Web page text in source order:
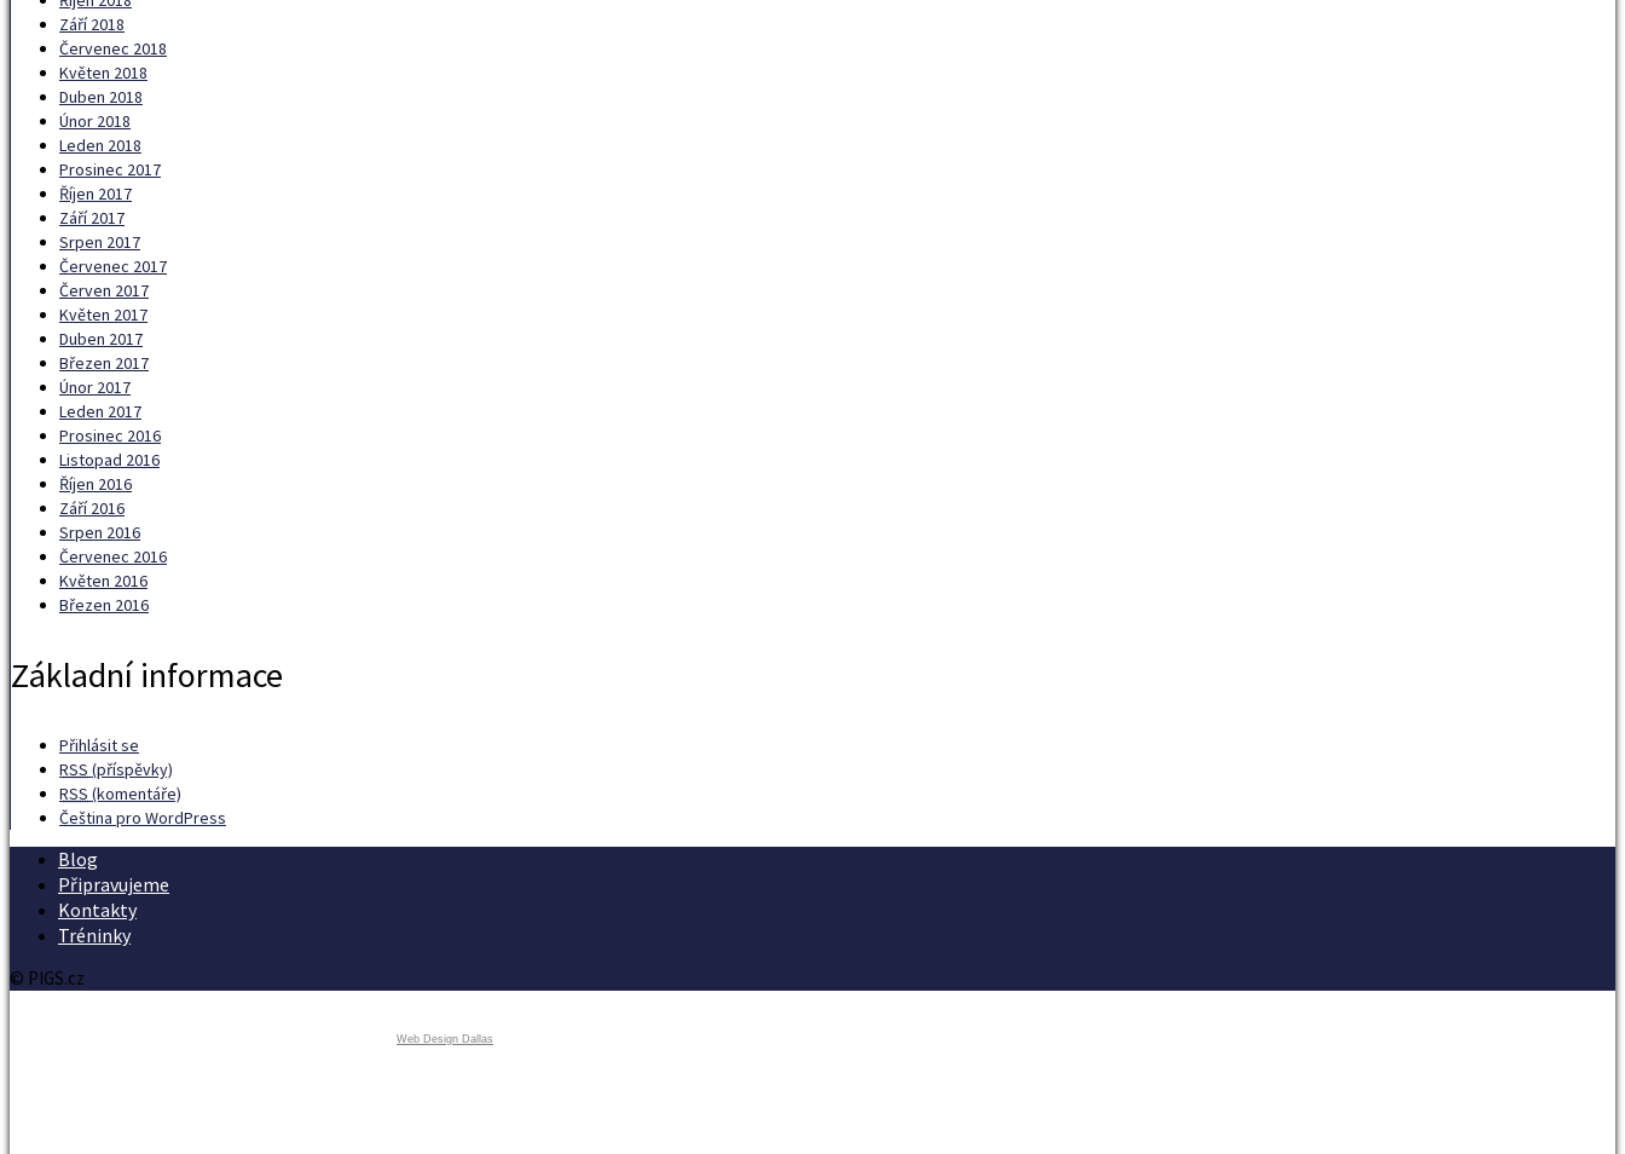
Září 2018
Červenec 2018
Květen 2018
Duben 2018
Únor 2018
Leden 2018
Prosinec 2017
Říjen 2017
Září 2017
Srpen 2017
Červenec 2017
Červen 2017
Květen 2017
Duben 2017
Březen 2017
Únor 2017
Leden 2017
Prosinec 2016
Listopad 2016
Říjen 2016
Září 2016
Srpen 2016
Červenec 2016
Květen 2016
Březen 2016
Základní informace
Přihlásit se
RSS (příspěvky)
RSS (komentáře)
Čeština pro WordPress
Blog
Připravujeme
Kontakty
Tréninky
© PIGS.cz
Web Design Dallas